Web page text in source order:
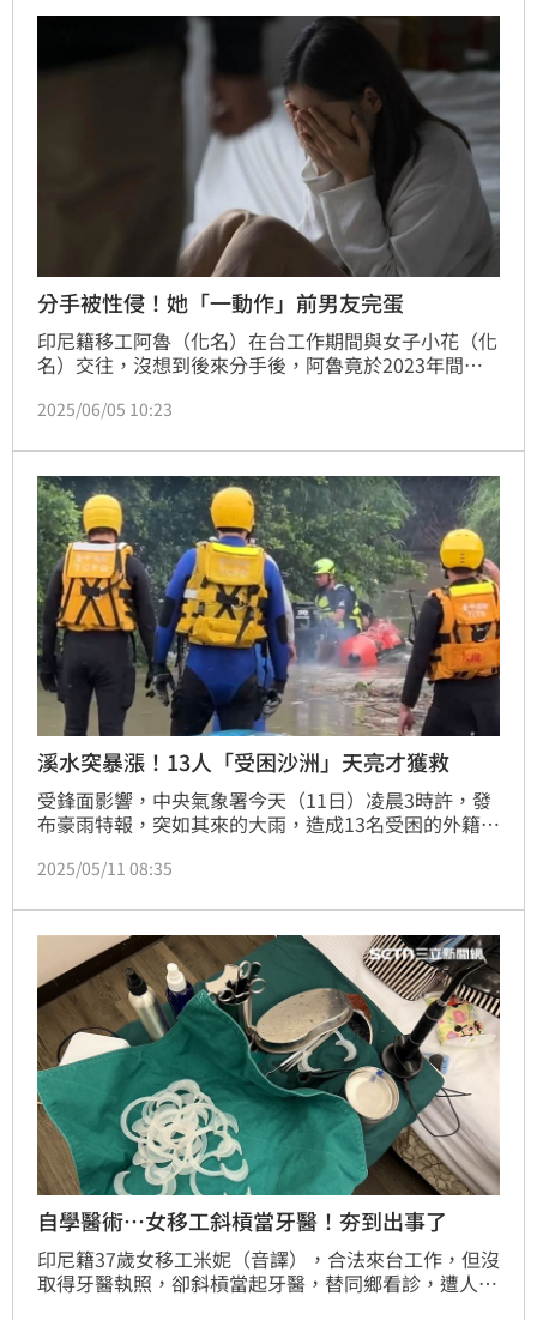
分手被性侵！她「一動作」前男友完蛋
印尼籍移工阿魯（化名）在台工作期間與女子小花（化
名）交往，沒想到後來分手後，阿魯竟於2023年間藉
妳」，］態度十分囂張惡劣，案經高雄地院一審後依涉
年、7個月有期徒刑，上訴二審後遭高雄高分院駁回。
2025/06/05 10:23
溪水突暴漲！13人「受困沙洲」天亮才獲救
受鋒面影響，中央氣象署今天（11日）凌晨3時許，發
布豪雨特報，突如其來的大雨，造成13名受困的外籍人
清晨被人發現，才由消防派員將人救出，所幸，過程
2025/05/11 08:35
自學醫術…女移工斜槓當牙醫！夯到出事了
印尼籍37歲女移工米妮（音譯），合法來台工作，但沒
取得牙醫執照，卻斜槓當起牙醫，替同鄉看診，遭人檢